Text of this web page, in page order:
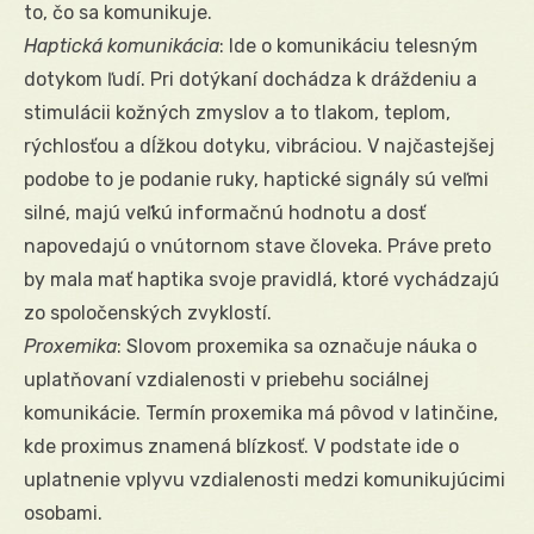
to, čo sa komunikuje.
Haptická komunikácia: Ide o komunikáciu telesným
dotykom ľudí. Pri dotýkaní dochádza k dráždeniu a
stimulácii kožných zmyslov a to tlakom, teplom,
rýchlosťou a dĺžkou dotyku, vibráciou. V najčastejšej
podobe to je podanie ruky, haptické signály sú veľmi
silné, majú veľkú informačnú hodnotu a dosť
napovedajú o vnútornom stave človeka. Práve preto
by mala mať haptika svoje pravidlá, ktoré vychádzajú
zo spoločenských zvyklostí.
Proxemika: Slovom proxemika sa označuje náuka o
uplatňovaní vzdialenosti v priebehu sociálnej
komunikácie. Termín proxemika má pôvod v latinčine,
kde proximus znamená blízkosť. V podstate ide o
uplatnenie vplyvu vzdialenosti medzi komunikujúcimi
osobami.